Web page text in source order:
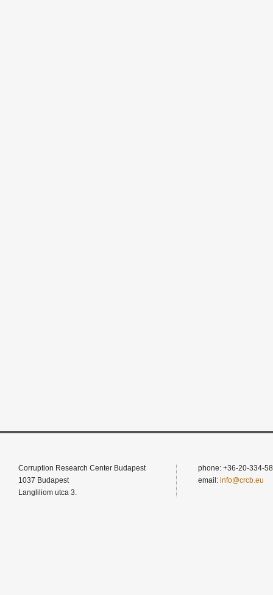
Corruption Research Center Budapest
1037 Budapest
Langliliom utca 3.
phone: +36-20-334-
email: info@crcb.eu